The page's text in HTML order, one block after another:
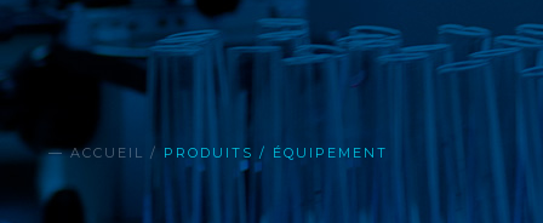
— ACCUEIL / PRODUITS / ÉQUIPEMENT